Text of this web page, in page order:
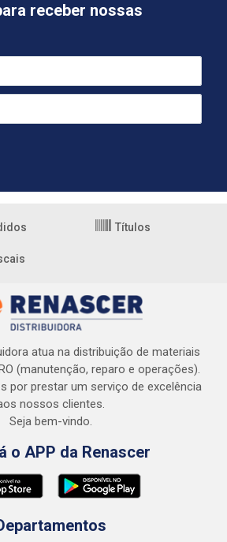
receber nossas
Títulos
atua na distribuição de materiais
(manutenção, reparo e operações).
por prestar um serviço de excelência
nossos clientes.
Seja bem-vindo.
o APP da Renascer